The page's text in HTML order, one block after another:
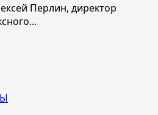
Перлин, директор